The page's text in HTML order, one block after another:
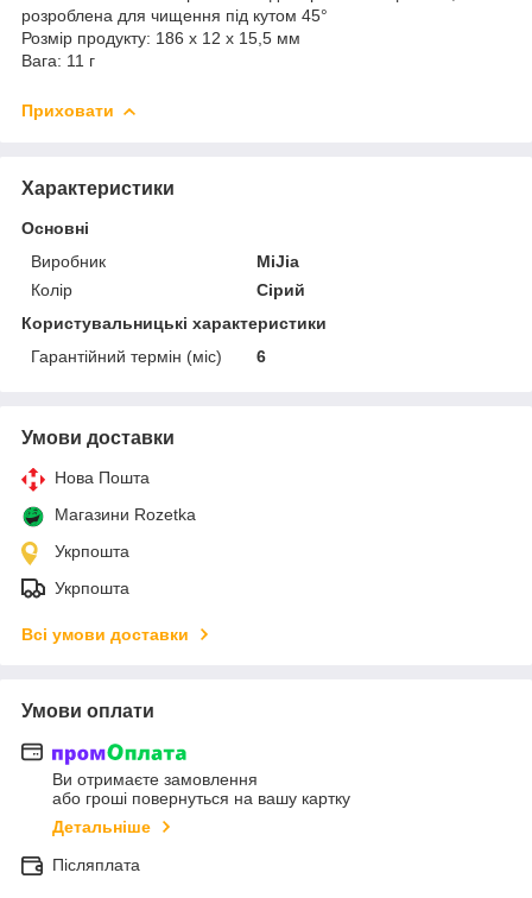
розроблена для чищення під кутом 45°
Розмір продукту: 186 х 12 х 15,5 мм
Вага: 11 г
Приховати
Характеристики
Основні
Виробник
MiJia
Колір
Сірий
Користувальницькі характеристики
Гарантійний термін (міс)
6
Умови доставки
Нова Пошта
Магазини Rozetka
Укрпошта
Укрпошта
Всі умови доставки
Умови оплати
Ви отримаєте замовлення
або гроші повернуться на вашу картку
Детальніше
Післяплата